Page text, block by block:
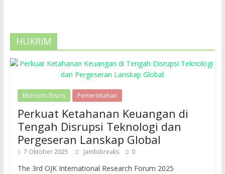
HUKRIM
Ekonomi Bisnis Pemerintahan
Perkuat Ketahanan Keuangan di
Tengah Disrupsi Teknologi dan
Pergeseran Lanskap Global
7 Oktober 2025 Jambibreaks 0
The 3rd OJK International Research Forum 2025